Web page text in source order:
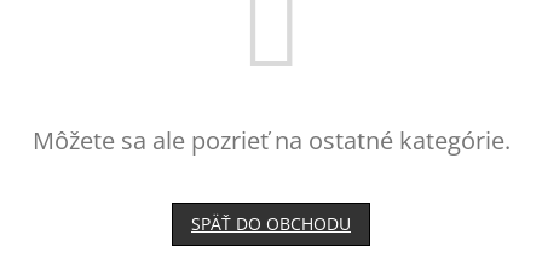
Môžete sa ale pozrieť na ostatné kategórie.
SPÄŤ DO OBCHODU